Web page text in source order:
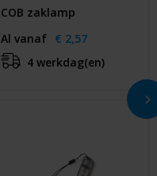
COB zaklamp
Al vanaf € 2,57
4 werkdag(en)